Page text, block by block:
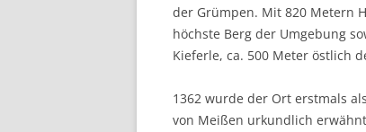
der Grümpen. Mit 820 Metern
höchste Berg der Umgebung
Kieferle, ca. 500 Meter östlich
1362 wurde der Ort erstmals
von Meißen urkundlich